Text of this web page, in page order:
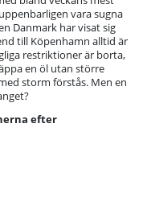
vara sugna
Danmark har visat sig
till Köpenhamn alltid är
restriktioner är borta,
en öl utan större
storm förstås. Men en
efter